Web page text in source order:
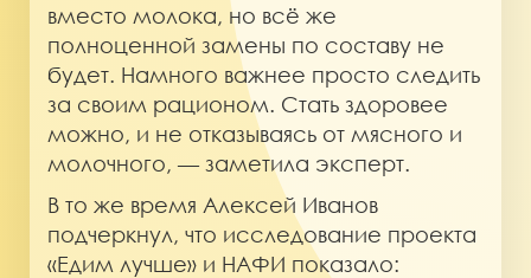
вместо молока, но всё же
полноценной замены по составу не
будет. Намного важнее просто следить
за своим рационом. Стать здоровее
можно, и не отказываясь от мясного и
молочного, — заметила эксперт.
В то же время Алексей Иванов
подчеркнул, что исследование проекта
«Едим лучше» и НАФИ показало: